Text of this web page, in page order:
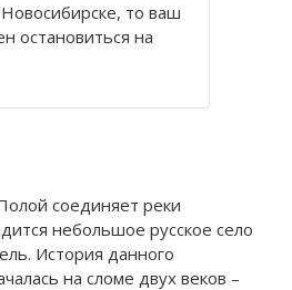
то ваш
остановиться на
давно
исполнения
соединяет реки
небольшое русское село
История данного
на сломе двух веков –